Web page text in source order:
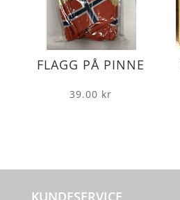
FLAGG PÅ PINNE
39.00 kr